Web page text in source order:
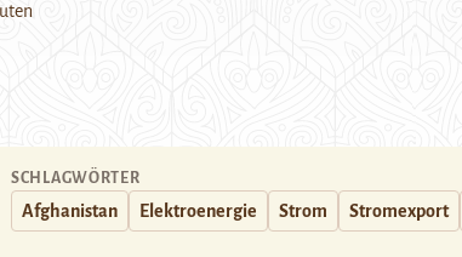
SCHLAGWÖRTER
Afghanistan Elektroenergie Strom Stromexport